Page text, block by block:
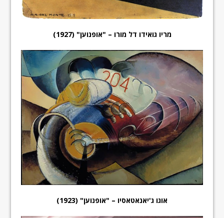
מריו גואידו דל מורו – "אופנוען" (1927)
אוגו ג'יאנאטאסיו – "אופנוען" (1923)